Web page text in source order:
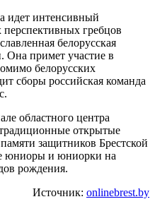
идет интенсивный
гребцов
белорусская
Она примет участие в
белорусских
сборы российская команда
областного центра
открытые
защитников Брестской
юниоры и юниорки на
рождения.
Источник: onlinebrest.by